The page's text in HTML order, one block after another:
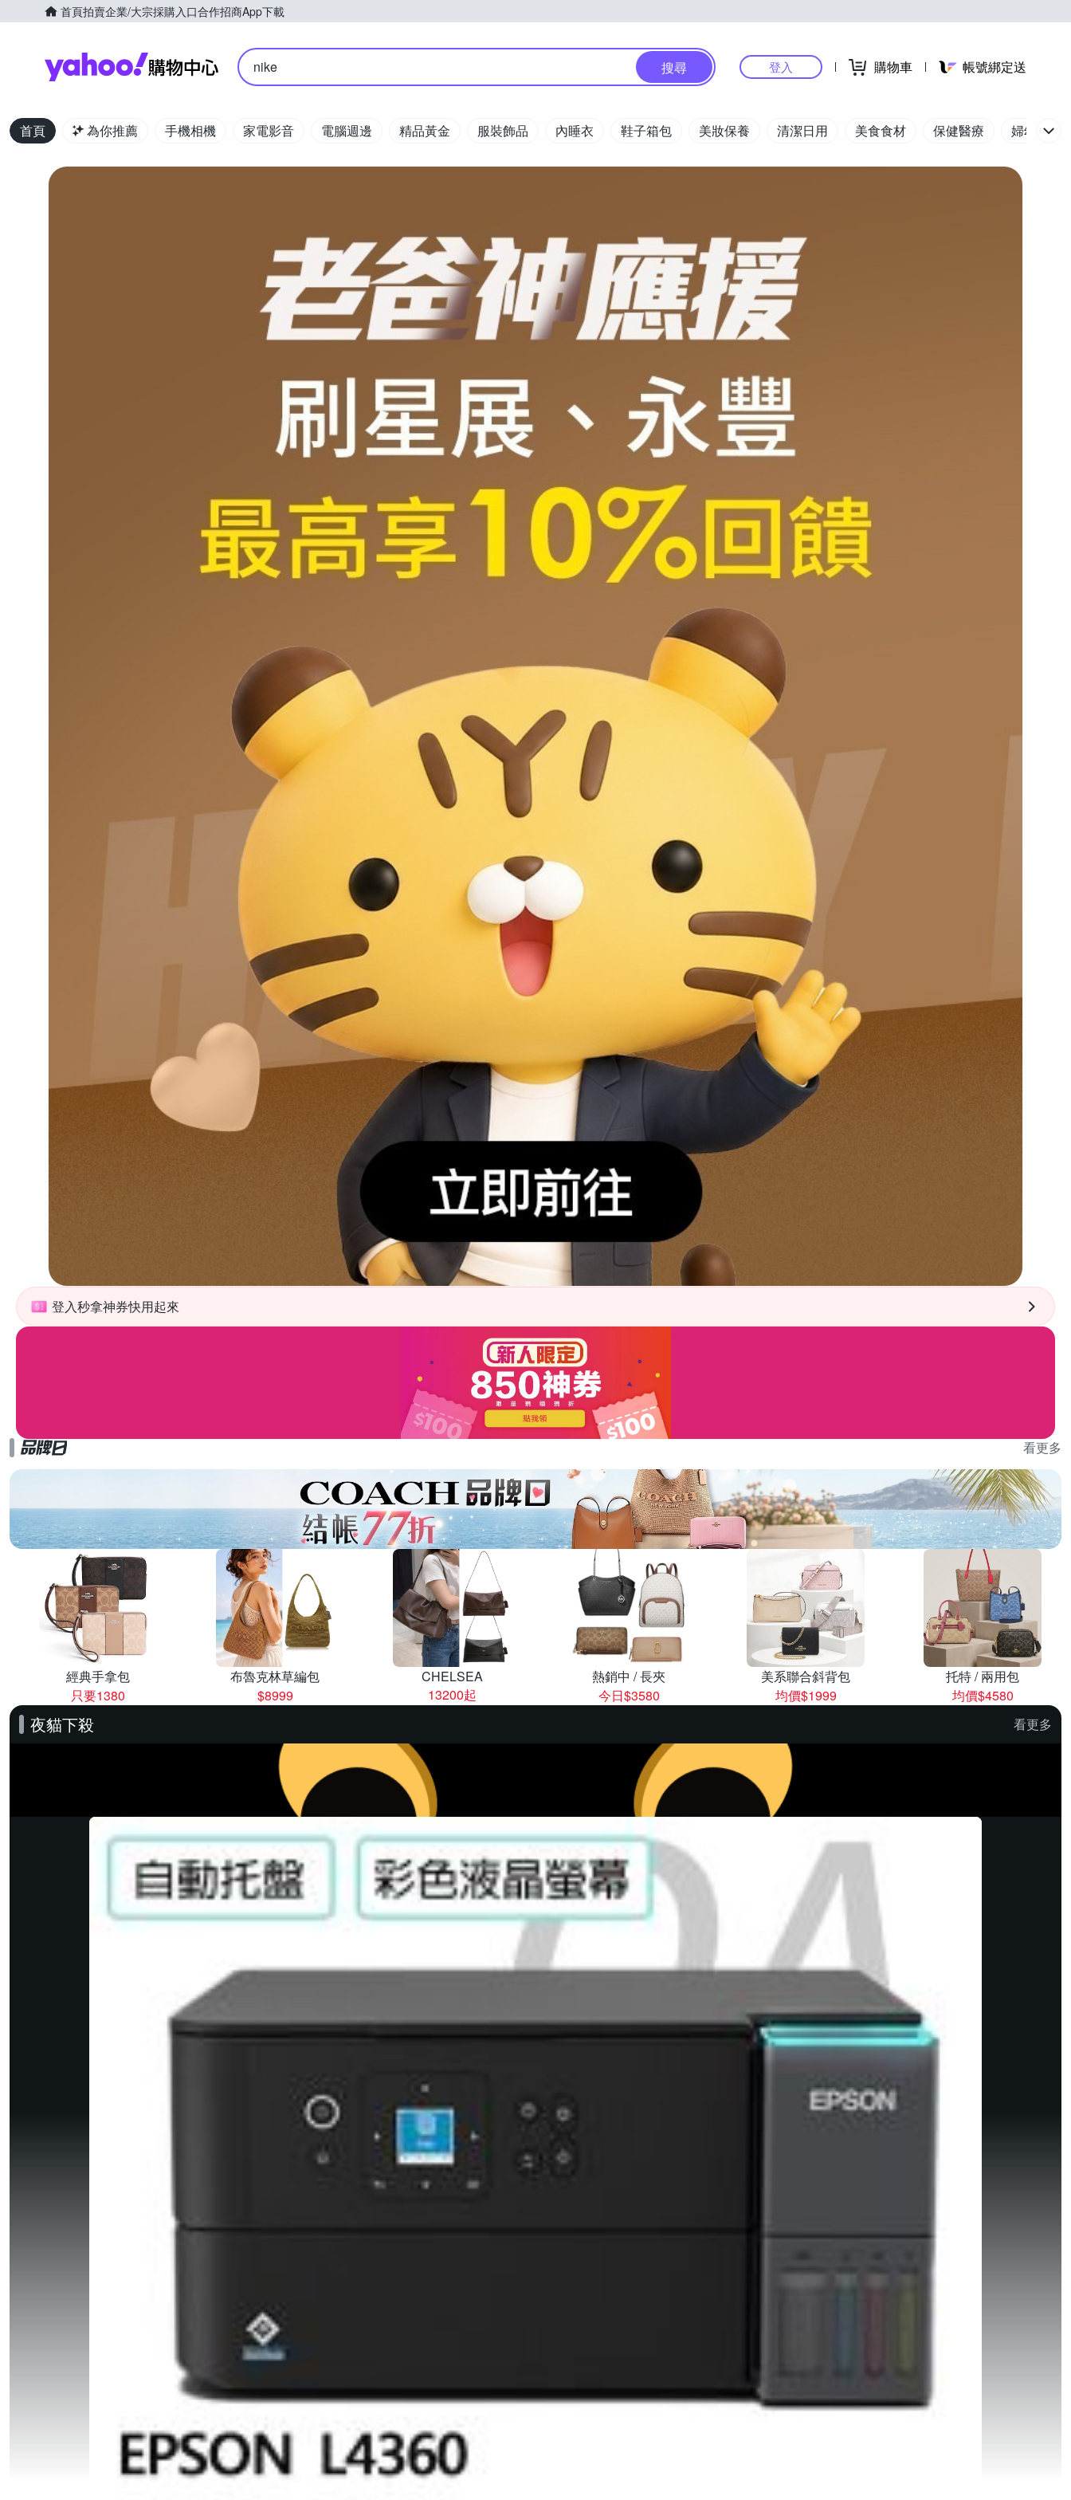
首頁拍賣企業/大宗採購入口合作招商App下載
Yahoo購物中心
nike 搜尋 登入 購物車 帳號綁定送
首頁 為你推薦 手機相機 家電影音 電腦週邊 精品黃金 服裝飾品 內睡衣 鞋子箱包 美妝保養 清潔日用 美食食材 保健醫療 婦幼玩具
登入秒拿神券快用起來
看更多
經典手拿包
只要1380
布魯克林草編包
$8999
CHELSEA
13200起
熱銷中 / 長夾
今日$3580
美系聯合斜背包
均價$1999
托特 / 兩用包
均價$4580
夜貓下殺 看更多